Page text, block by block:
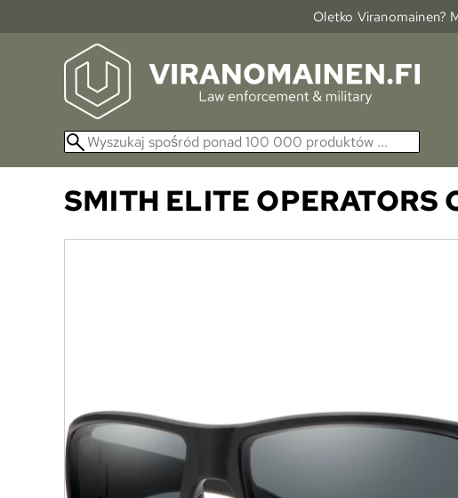
Oletko Viranomainen?
SMITH ELITE OPERATORS